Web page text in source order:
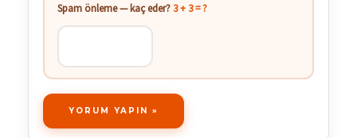
Spam önleme — kaç eder? 3 + 3 = ?